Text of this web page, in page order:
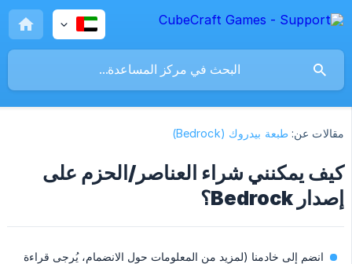
مقالات عن: طبعة بيدروك (Bedrock)
كيف يمكنني شراء العناصر/الحزم على
إصدار Bedrock؟
انضم إلى خادمنا (لمزيد من المعلومات حول الانضمام، يُرجى قراءة